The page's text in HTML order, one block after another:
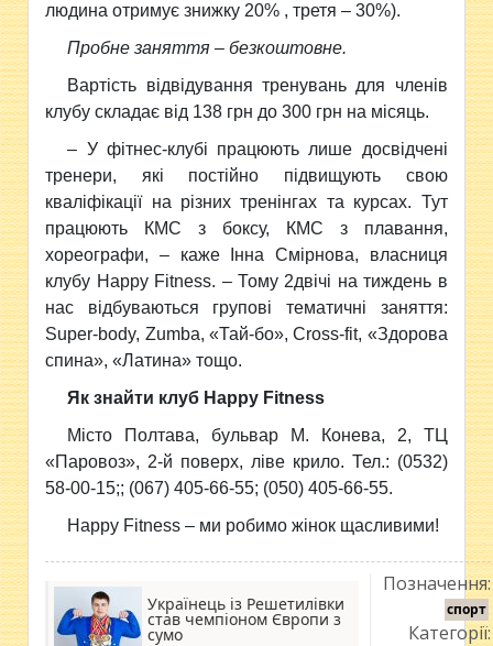
людина отримує знижку 20% , третя – 30%).
Пробне заняття – безкоштовне.
Вартість відвідування тренувань для членів
клубу складає від 138 грн до 300 грн на місяць.
– У фітнес-клубі працюють лише досвідчені
тренери, які постійно підвищують свою
кваліфікації на різних тренінгах та курсах. Тут
працюють КМС з боксу, КМС з плавання,
хореографи, – каже Інна Смірнова, власниця
клубу Happy Fitness. – Тому 2двічі на тиждень в
нас відбуваються групові тематичні заняття:
Super-body, Zumba, «Тай-бо», Cross-fit, «Здорова
спина», «Латина» тощо.
Як знайти клуб Happy Fitness
Місто Полтава, бульвар М. Конева, 2, ТЦ
«Паровоз», 2-й поверх, ліве крило. Тел.: (0532)
58-00-15;; (067) 405-66-55; (050) 405-66-55.
Happy Fitness – ми робимо жінок щасливими!
Українець із Решетилівки
став чемпіоном Європи з
сумо
Позначення:
спорт
Категорії: